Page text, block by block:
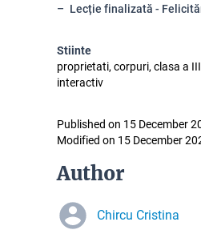
Lecție finalizată -
Stiinte
proprietati, corpuri, clasa a
interactiv
Published on 15 December
Modified on 15 December
Author
Chircu Cristina